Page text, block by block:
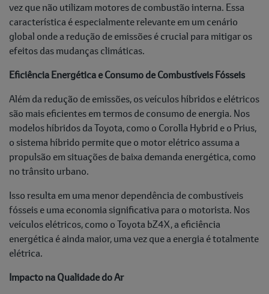
vez que não utilizam motores de combustão interna. Essa
característica é especialmente relevante em um cenário
global onde a redução de emissões é crucial para mitigar os
efeitos das mudanças climáticas.
Eficiência Energética e Consumo de Combustíveis Fósseis
Além da redução de emissões, os veículos híbridos e elétricos
são mais eficientes em termos de consumo de energia. Nos
modelos híbridos da Toyota, como o Corolla Hybrid e o Prius,
o sistema híbrido permite que o motor elétrico assuma a
propulsão em situações de baixa demanda energética, como
no trânsito urbano.
Isso resulta em uma menor dependência de combustíveis
fósseis e uma economia significativa para o motorista. Nos
veículos elétricos, como o Toyota bZ4X, a eficiência
energética é ainda maior, uma vez que a energia é totalmente
elétrica.
Impacto na Qualidade do Ar